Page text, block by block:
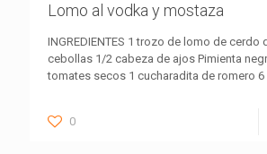
Lomo al vodka y mostaza
INGREDIENTES 1 trozo de lomo de cerdo
cebollas 1/2 cabeza de ajos Pimienta
tomates secos 1 cucharadita de romero 6
0